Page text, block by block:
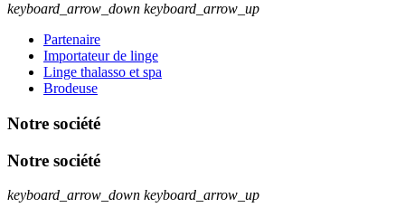
keyboard_arrow_down keyboard_arrow_up
Partenaire
Importateur de linge
Linge thalasso et spa
Brodeuse
Notre société
Notre société
keyboard_arrow_down keyboard_arrow_up